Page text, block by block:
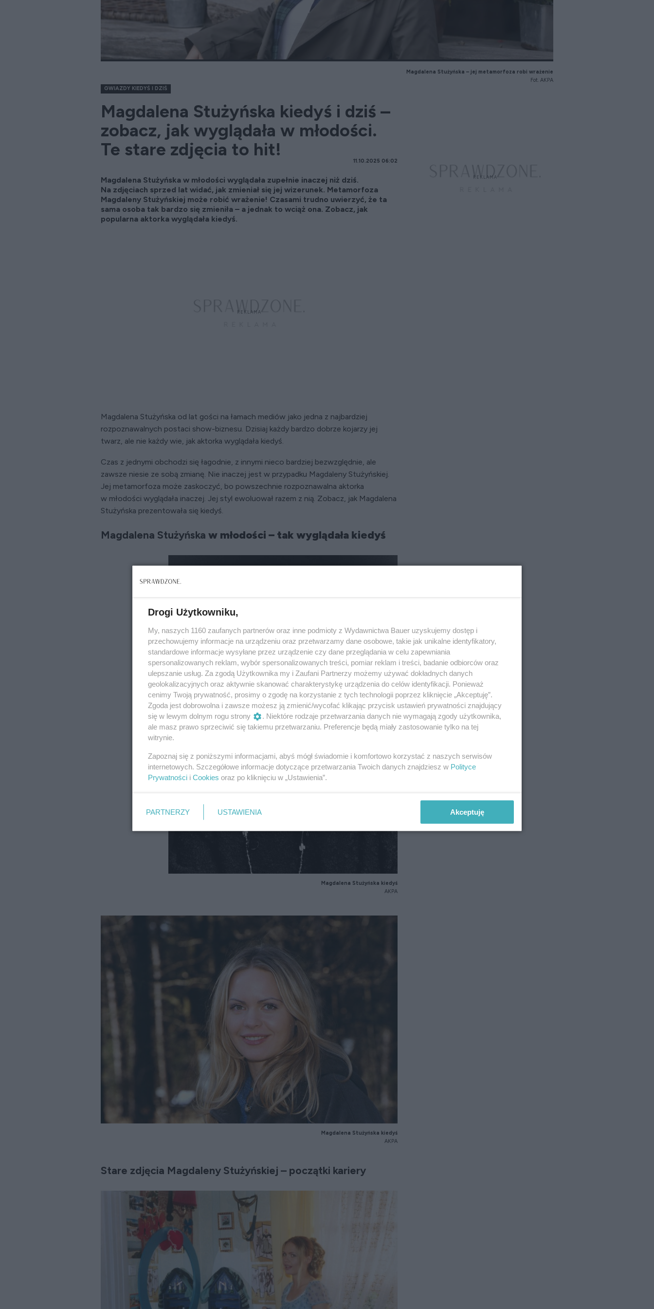
Magdalena Stużyńska – jej metamorfoza robi wrażenie
Fot. AKPA
GWIAZDY KIEDYŚ I DZIŚ
Magdalena Stużyńska kiedyś i dziś –
zobacz, jak wyglądała w młodości.
Te stare zdjęcia to hit!
11.10.2025 06:02
Magdalena Stużyńska w młodości wyglądała zupełnie inaczej niż dziś.
Na zdjęciach sprzed lat widać, jak zmieniał się jej wizerunek. Metamorfoza
Magdaleny Stużyńskiej może robić wrażenie! Czasami trudno uwierzyć, że ta
sama osoba tak bardzo się zmieniła – a jednak to wciąż ona. Zobacz, jak
popularna aktorka wyglądała kiedyś.
Magdalena Stużyńska od lat gości na łamach mediów jako jedna z najbardziej
rozpoznawalnych postaci show-biznesu. Dzisiaj każdy bardzo dobrze kojarzy jej
twarz, ale nie każdy wie, jak aktorka wyglądała kiedyś.
Czas z jednymi obchodzi się łagodnie, z innymi nieco bardziej bezwzględnie, ale
zawsze niesie ze sobą zmianę. Nie inaczej jest w przypadku Magdaleny Stużyńskiej.
Jej metamorfoza może zaskoczyć, bo powszechnie rozpoznawalna aktorka
w młodości wyglądała inaczej. Jej styl ewoluował razem z nią. Zobacz, jak Magdalena
Stużyńska prezentowała się kiedyś.
Magdalena Stużyńska w młodości – tak wyglądała kiedyś
Magdalena Stużyńska kiedyś
AKPA
Magdalena Stużyńska kiedyś
AKPA
Stare zdjęcia Magdaleny Stużyńskiej – początki kariery
Drogi Użytkowniku,
My, naszych 1160 zaufanych partnerów oraz inne podmioty z Wydawnictwa Bauer uzyskujemy dostęp i
przechowujemy informacje na urządzeniu oraz przetwarzamy dane osobowe, takie jak unikalne identyfikatory,
standardowe informacje wysyłane przez urządzenie czy dane przeglądania w celu zapewniania
spersonalizowanych reklam, wybór spersonalizowanych treści, pomiar reklam i treści, badanie odbiorców oraz
ulepszanie usług. Za zgodą Użytkownika my i Zaufani Partnerzy możemy używać dokładnych danych
geolokalizacyjnych oraz aktywnie skanować charakterystykę urządzenia do celów identyfikacji. Ponieważ
cenimy Twoją prywatność, prosimy o zgodę na korzystanie z tych technologii poprzez kliknięcie „Akceptuję”.
Zgoda jest dobrowolna i zawsze możesz ją zmienić/wycofać klikając przycisk ustawień prywatności znajdujący
się w lewym dolnym rogu strony
. Niektóre rodzaje przetwarzania danych nie wymagają zgody użytkownika,
ale masz prawo sprzeciwić się takiemu przetwarzaniu. Preferencje będą miały zastosowanie tylko na tej
witrynie.
Zapoznaj się z poniższymi informacjami, abyś mógł świadomie i komfortowo korzystać z naszych serwisów
internetowych. Szczegółowe informacje dotyczące przetwarzania Twoich danych znajdziesz w Polityce
Prywatności i Cookies oraz po kliknięciu w „Ustawienia”.
PARTNERZY USTAWIENIA Akceptuję